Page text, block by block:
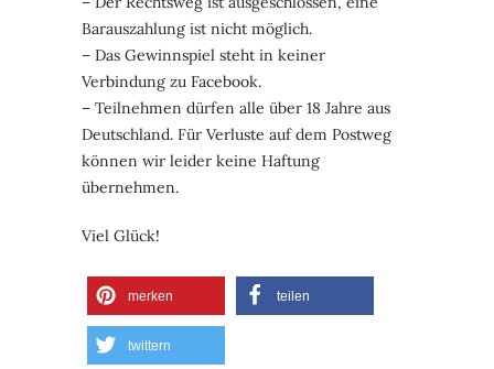
Barauszahlung ist nicht möglich.
– Das Gewinnspiel steht in keiner
Verbindung zu Facebook.
– Teilnehmen dürfen alle über 18 Jahre aus
Deutschland. Für Verluste auf dem Postweg
können wir leider keine Haftung
übernehmen.
Viel Glück!
merken teilen
twittern